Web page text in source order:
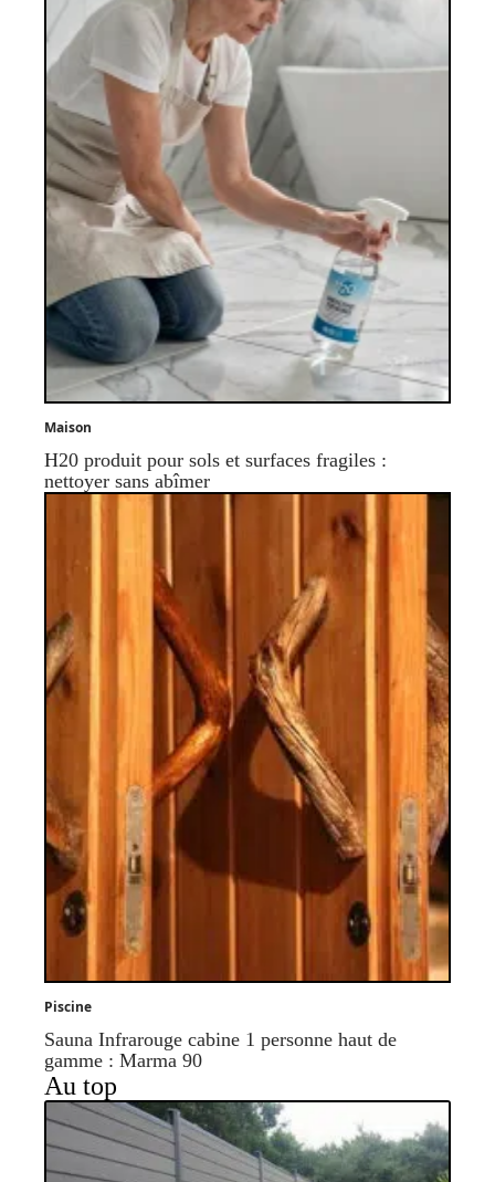
Maison
H20 produit pour sols et surfaces fragiles :
nettoyer sans abîmer
Piscine
Sauna Infrarouge cabine 1 personne haut de
gamme : Marma 90
Au top